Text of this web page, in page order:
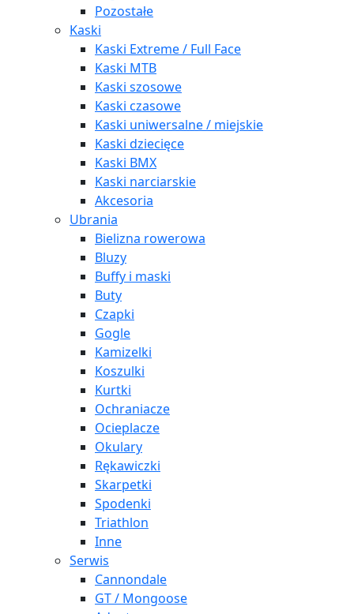
Pozostałe
Kaski
Kaski Extreme / Full Face
Kaski MTB
Kaski szosowe
Kaski czasowe
Kaski uniwersalne / miejskie
Kaski dziecięce
Kaski BMX
Kaski narciarskie
Akcesoria
Ubrania
Bielizna rowerowa
Bluzy
Buffy i maski
Buty
Czapki
Gogle
Kamizelki
Koszulki
Kurtki
Ochraniacze
Ocieplacze
Okulary
Rękawiczki
Skarpetki
Spodenki
Triathlon
Inne
Serwis
Cannondale
GT / Mongoose